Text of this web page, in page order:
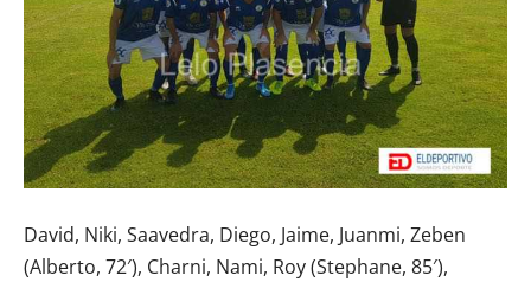
David, Niki, Saavedra, Diego, Jaime, Juanmi, Zeben
(Alberto, 72′), Charni, Nami, Roy (Stephane, 85′),